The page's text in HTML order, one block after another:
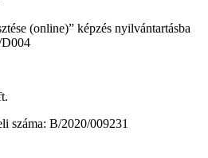
(online)” képzés nyilvántartásba
D004
száma: B/2020/009231